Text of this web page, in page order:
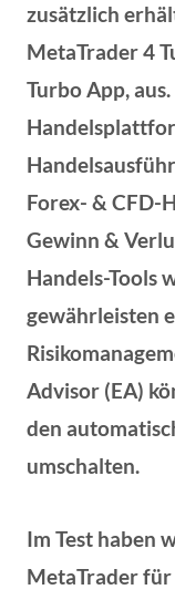
zusätzlich
MetaTrader 4
Turbo App,
Forex- & CFD-
Gewinn &
Handels-Tools
gewährleisten
Advisor (EA)
den
umschalten.
Im Test haben
MetaTrader